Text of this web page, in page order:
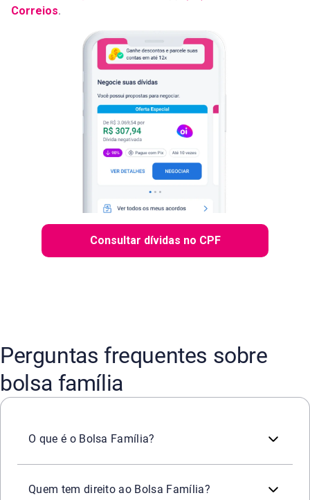
Correios.
Consultar dívidas no CPF
Perguntas frequentes sobre
bolsa família
O que é o Bolsa Família?
Quem tem direito ao Bolsa Família?